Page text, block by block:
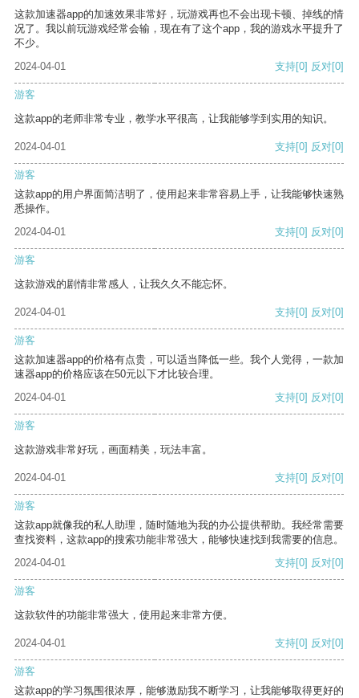
这款加速器app的加速效果非常好，玩游戏再也不会出现卡顿、掉线的情
况了。我以前玩游戏经常会输，现在有了这个app，我的游戏水平提升了
不少。
2024-04-01
支持[0] 反对[0]
游客
这款app的老师非常专业，教学水平很高，让我能够学到实用的知识。
2024-04-01 支持[0] 反对[0]
游客
这款app的用户界面简洁明了，使用起来非常容易上手，让我能够快速熟
悉操作。
2024-04-01
支持[0] 反对[0]
游客
这款游戏的剧情非常感人，让我久久不能忘怀。
2024-04-01 支持[0] 反对[0]
游客
这款加速器app的价格有点贵，可以适当降低一些。我个人觉得，一款加
速器app的价格应该在50元以下才比较合理。
2024-04-01
支持[0] 反对[0]
游客
这款游戏非常好玩，画面精美，玩法丰富。
2024-04-01 支持[0] 反对[0]
游客
这款app就像我的私人助理，随时随地为我的办公提供帮助。我经常需要
查找资料，这款app的搜索功能非常强大，能够快速找到我需要的信息。
2024-04-01
支持[0] 反对[0]
游客
这款软件的功能非常强大，使用起来非常方便。
2024-04-01 支持[0] 反对[0]
游客
这款app的学习氛围很浓厚，能够激励我不断学习，让我能够取得更好的